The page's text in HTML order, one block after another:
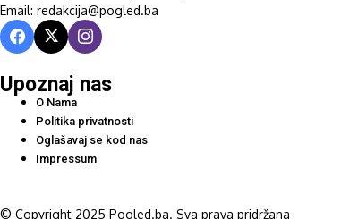
Email: redakcija@pogled.ba
Upoznaj nas
O Nama
Politika privatnosti
Oglašavaj se kod nas
Impressum
© Copyright 2025 Pogled.ba. Sva prava pridržana